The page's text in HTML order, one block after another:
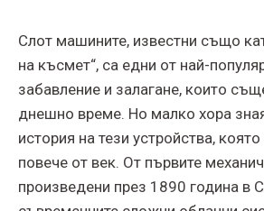
Слот машините, известни също
на късмет“, са едни от най-
забавление и залагане, които
днешно време. Но малко хора
история на тези устройства,
повече от век. От първите
произведени през 1890 година в